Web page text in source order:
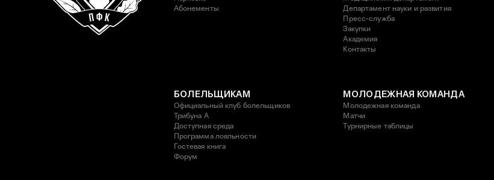
Абонементы
Департамент науки и развития
Пресс-служба
Закупки
Академия
Контакты
БОЛЕЛЬЩИКАМ
Официальный клуб болельщиков
Трибуна А
Доступная среда
Программа лояльности
Гостевая книга
Форум
МОЛОДЕЖНАЯ КОМАНДА
Молодежная команда
Матчи
Турнирные таблицы